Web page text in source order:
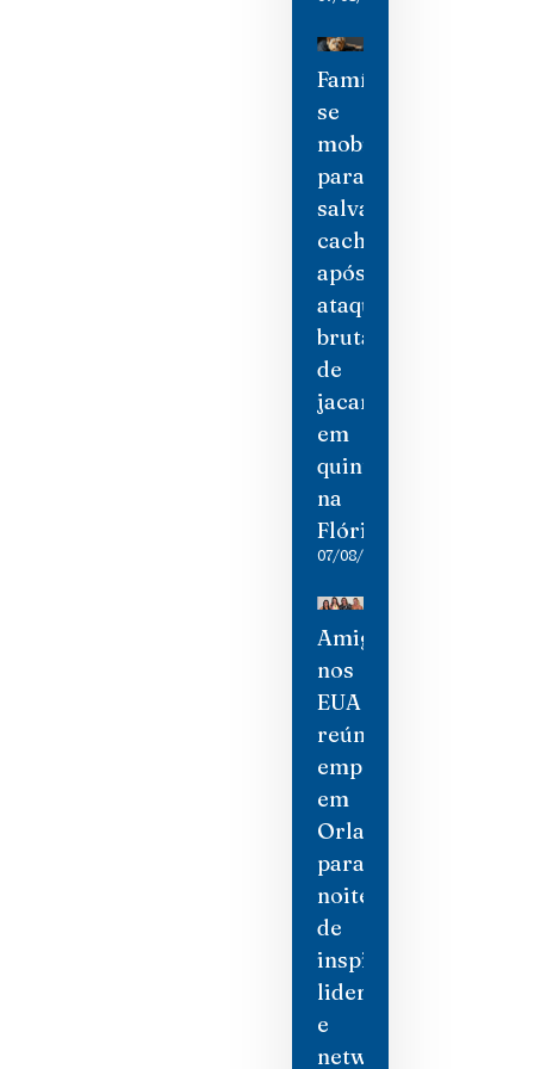
Família
se
mobiliza
para
salvar
cachorro
após
ataque
brutal
de
jacaré
em
quintal
na
Flórida
07/08/2026
Amigas
nos
EUA
reúne
empresárias
em
Orlando
para
noite
de
inspiração,
liderança
e
networking